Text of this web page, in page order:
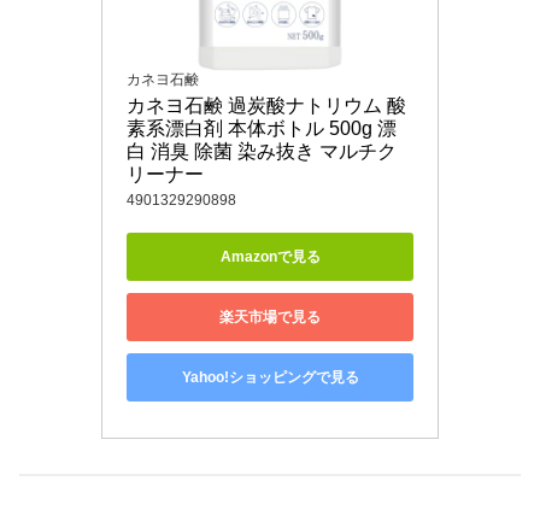
カネヨ石鹸
カネヨ石鹸 過炭酸ナトリウム 酸
素系漂白剤 本体ボトル 500g 漂
白 消臭 除菌 染み抜き マルチク
リーナー
4901329290898
Amazonで見る
楽天市場で見る
Yahoo!ショッピングで見る